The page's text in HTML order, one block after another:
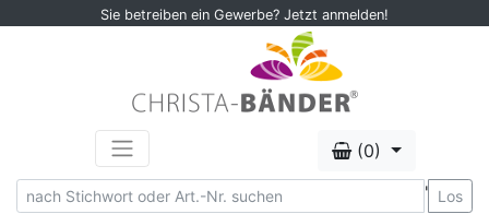
Sie betreiben ein Gewerbe? Jetzt anmelden!
(0)
' Los